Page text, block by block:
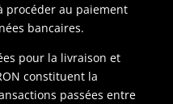
procéder au paiement
bancaires.
pour la livraison et
constituent la
passées entre